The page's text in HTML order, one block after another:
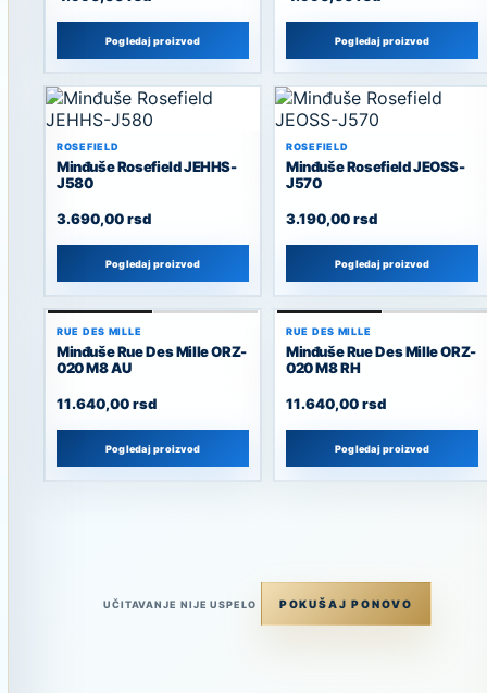
Pogledaj proizvod Pogledaj proizvod
ROSEFIELD
Minđuše Rosefield JEHHS-
J580
3.690,00rsd
Pogledaj proizvod
ROSEFIELD
Minđuše Rosefield JEOSS-
J570
3.190,00rsd
Pogledaj proizvod
RUE DES MILLE
Minđuše Rue Des Mille ORZ-
020 M8 AU
11.640,00rsd
Pogledaj proizvod
RUE DES MILLE
Minđuše Rue Des Mille ORZ-
020 M8 RH
11.640,00rsd
Pogledaj proizvod
UČITAVANJE NIJE USPELO POKUŠAJ PONOVO